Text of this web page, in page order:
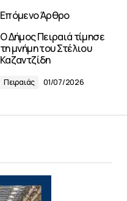
Επόμενο Άρθρο
Ο Δήμος Πειραιά τίμησε
τη μνήμη του Στέλιου
Καζαντζίδη
Πειραιάς 01/07/2026